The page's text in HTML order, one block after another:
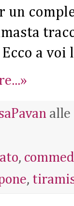
un
a
alle
,
,